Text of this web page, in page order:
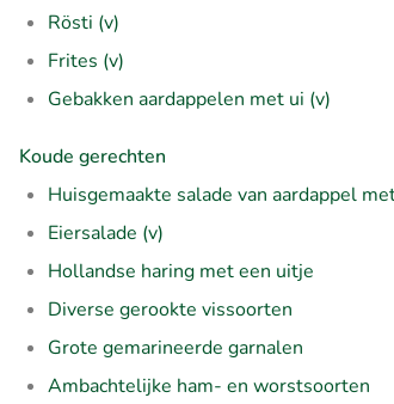
Rösti (v)
Frites (v)
Gebakken aardappelen met ui (v)
Koude gerechten
Huisgemaakte salade van aardappel
Eiersalade (v)
Hollandse haring met een uitje
Diverse gerookte vissoorten
Grote gemarineerde garnalen
Ambachtelijke ham- en worstsoorten